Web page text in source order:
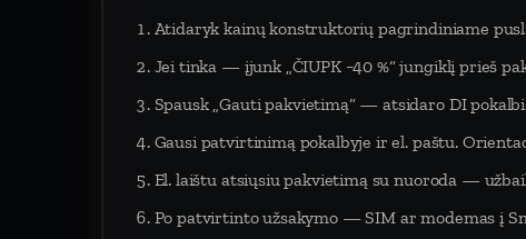
Atidaryk kainų konstruktorių pagrindiniame
Jei tinka — įjunk „ČIUPK −40 %“ jungiklį prieš
Spausk „Gauti pakvietimą“ — atsidaro DI
Gausi patvirtinimą pokalbyje ir el. paštu.
El. laištu atsiųsiu pakvietimą su nuoroda —
Po patvirtinto užsakymo — SIM ar modemas į